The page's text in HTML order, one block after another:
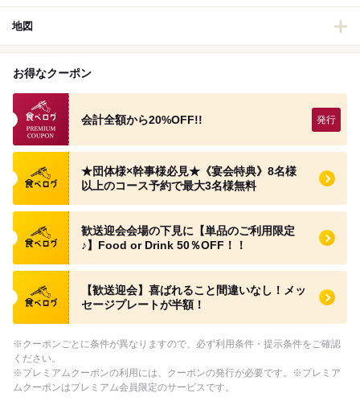
地図
お得なクーポン
食べログのプレミアムクーポン
会計全額から20%OFF!!
食べログ クーポン
★団体様×幹事様必見★《宴会特典》8名様
以上のコース予約で最大3名様無料
食べログ クーポン
歓送迎会会場の下見に【単品のご利用限定
♪】Food or Drink 50％OFF！！
食べログ クーポン
【歓送迎会】喜ばれること間違いなし！メッ
セージプレートが半額！
※クーポンごとに条件が異なりますので、必ず利用条件・提示条件をご確認
ください。
※プレミアムクーポンの利用には、クーポンの発行が必要です。※プレミア
ムクーポンはプレミアム会員限定のサービスです。